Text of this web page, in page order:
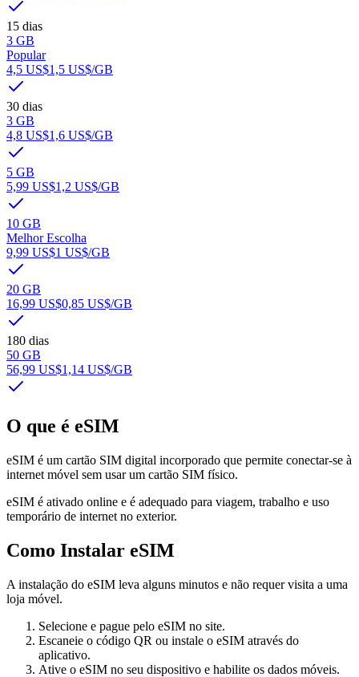
15 dias
3 GB
Popular
4,5 US$1,5 US$/GB
30 dias
3 GB
4,8 US$1,6 US$/GB
5 GB
5,99 US$1,2 US$/GB
10 GB
Melhor Escolha
9,99 US$1 US$/GB
20 GB
16,99 US$0,85 US$/GB
180 dias
50 GB
56,99 US$1,14 US$/GB
O que é eSIM
eSIM é um cartão SIM digital incorporado que permite conectar-se à
internet móvel sem usar um cartão SIM físico.
eSIM é ativado online e é adequado para viagem, trabalho e uso
temporário de internet no exterior.
Como Instalar eSIM
A instalação do eSIM leva alguns minutos e não requer visita a uma
loja móvel.
Selecione e pague pelo eSIM no site.
Escaneie o código QR ou instale o eSIM através do
aplicativo.
Ative o eSIM no seu dispositivo e habilite os dados móveis.